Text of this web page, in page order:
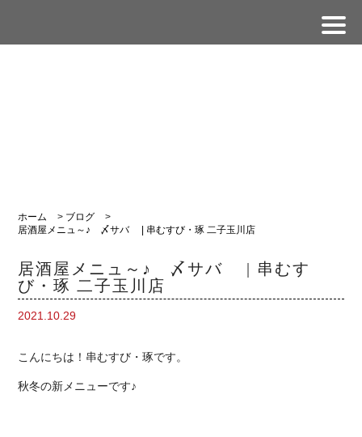
ホーム > ブログ
>
居酒屋メニュ～♪ 〆サバ | 串むすび・琢 二子玉川店
居酒屋メニュ～♪ 〆サバ | 串むす
び・琢 二子玉川店
2021.10.29
こんにちは！串むすび・琢です。
秋冬の新メニューです♪